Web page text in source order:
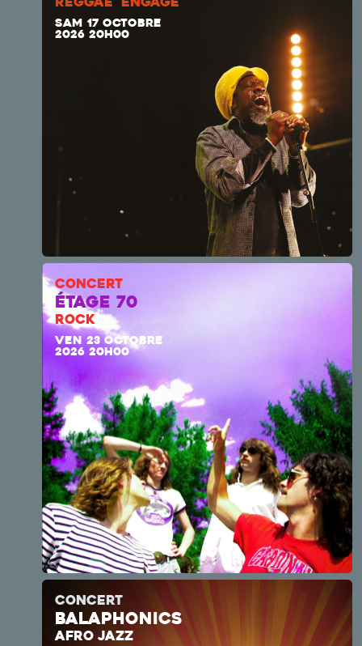
SAM 17 OCTOBRE
2026 20H00
CONCERT
ÉTAGE 70
ROCK
VEN 23 OCTOBRE
2026 20H00
CONCERT
BALAPHONICS
AFRO JAZZ